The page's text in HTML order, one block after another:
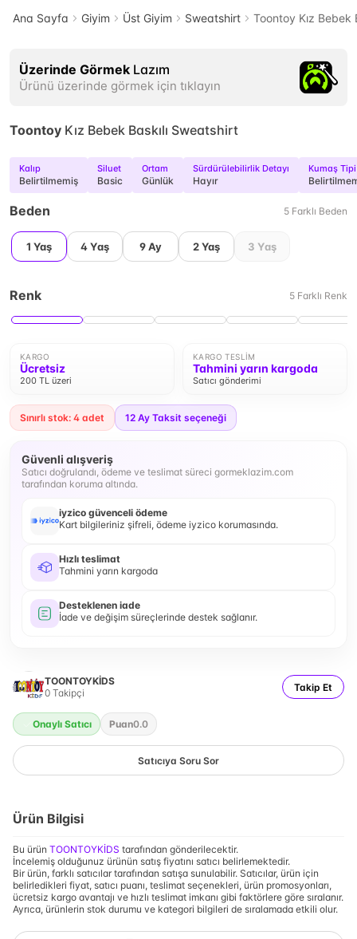
Ana Sayfa Giyim Üst Giyim Sweatshirt Toontoy Kız Bebek
Üzerinde Görmek Lazım
Ürünü üzerinde görmek için tıklayın
Toontoy Kız Bebek Baskılı Sweatshirt
Kalıp
Belirtilmemiş
Siluet
Basic
Ortam
Günlük
Sürdürülebilirlik Detayı
Hayır
Kumaş Tipi
Beden 5 Farklı Beden
1 Yaş 4 Yaş 9 Ay 2 Yaş 3 Yaş
Renk 5 Farklı Renk
KARGO
Ücretsiz
200 TL üzeri
KARGO TESLIM
Tahmini yarın kargoda
Satıcı gönderimi
Sınırlı stok: 4 adet 12 Ay Taksit seçeneği
Güvenli alışveriş
Satıcı doğrulandı, ödeme ve teslimat süreci gormeklazim.com
tarafından koruma altında.
iyzico güvenceli ödeme
Kart bilgileriniz şifreli, ödeme iyzico korumasında.
Hızlı teslimat
Tahmini yarın kargoda
Desteklenen iade
İade ve değişim süreçlerinde destek sağlanır.
TOONTOYKİDS
0 Takipçi Takip Et
Onaylı Satıcı Puan0.0
Satıcıya Soru Sor
Ürün Bilgisi
Bu ürün TOONTOYKİDS tarafından gönderilecektir.
İncelemiş olduğunuz ürünün satış fiyatını satıcı belirlemektedir.
Bir ürün, farklı satıcılar tarafından satışa sunulabilir. Satıcılar, ürün için
belirledikleri fiyat, satıcı puanı, teslimat seçenekleri, ürün promosyonları,
ücretsiz kargo avantajı ve hızlı teslimat imkanı gibi faktörlere göre sıralanır.
Ayrıca, ürünlerin stok durumu ve kategori bilgileri de sıralamada etkili olur.